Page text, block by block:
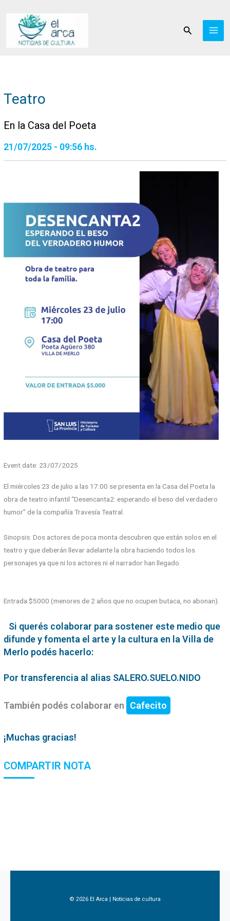
contenido
Buscar
Teatro
En la Casa del Poeta
21/07/2025 - 09:56 hs.
Event date: 23/07/2025
El miércoles 23 de julio a las 17:00 se presenta en la Casa del Poeta la
obra de teatro infantil “Desencanta2: esperando el beso del verdadero
humor” de la compañía Travesía Teatral.
Sinopsis: Dos actores de poca monta descubren que están solos en el
teatro y que deberán llevar adelante la obra haciendo todos los
personajes ya que ni los actores ni el narrador han llegado.
Entrada $5000 (menores de 2 años que no ocupen butaca, no abonan).
Si querés colaborar para sostener este medio que
difunde y fomenta el arte y la cultura en la Villa de
Merlo podés hacerlo:
Por transferencia al alias SALERO.SUELO.NIDO
También podés colaborar en Cafecito
¡Muchas gracias!
COMPARTIR NOTA
© 2026 El Arca | Noticias de cultura